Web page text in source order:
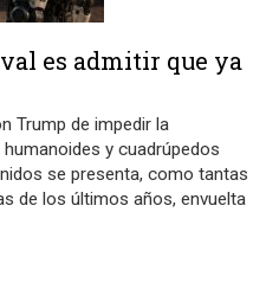
es admitir que ya
Trump de impedir la
y cuadrúpedos
se presenta, como tantas
de los últimos años, envuelta